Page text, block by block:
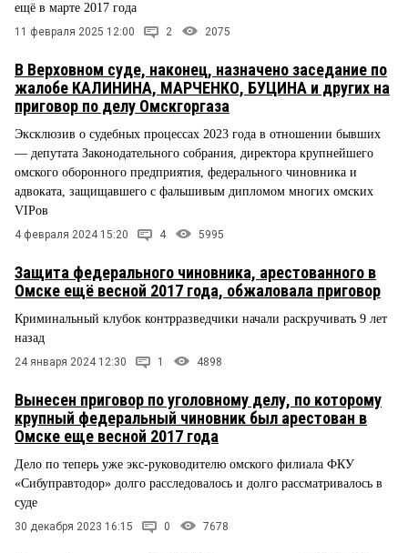
ещё в марте 2017 года
11 февраля 2025 12:00 2 2075
В Верховном суде, наконец, назначено заседание по
жалобе КАЛИНИНА, МАРЧЕНКО, БУЦИНА и других на
приговор по делу Омскгоргаза
Эксклюзив о судебных процессах 2023 года в отношении бывших
— депутата Законодательного собрания, директора крупнейшего
омского оборонного предприятия, федерального чиновника и
адвоката, защищавшего с фальшивым дипломом многих омских
VIPов
4 февраля 2024 15:20 4 5995
Защита федерального чиновника, арестованного в
Омске ещё весной 2017 года, обжаловала приговор
Криминальный клубок контрразведчики начали раскручивать 9 лет
назад
24 января 2024 12:30 1 4898
Вынесен приговор по уголовному делу, по которому
крупный федеральный чиновник был арестован в
Омске еще весной 2017 года
Дело по теперь уже экс-руководителю омского филиала ФКУ
«Сибуправтодор» долго расследовалось и долго рассматривалось в
суде
30 декабря 2023 16:15 0 7678